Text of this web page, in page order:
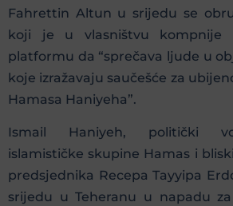
Fahrettin Altun u srijedu se
koji je u vlasništvu kompnije
platformu da “sprečava ljude u
koje izražavaju saučešće za
Hamasa Haniyeha”.
Ismail Haniyeh, politički
islamističke skupine Hamas i
predsjednika Recepa Tayyipa
srijedu u Teheranu u napadu